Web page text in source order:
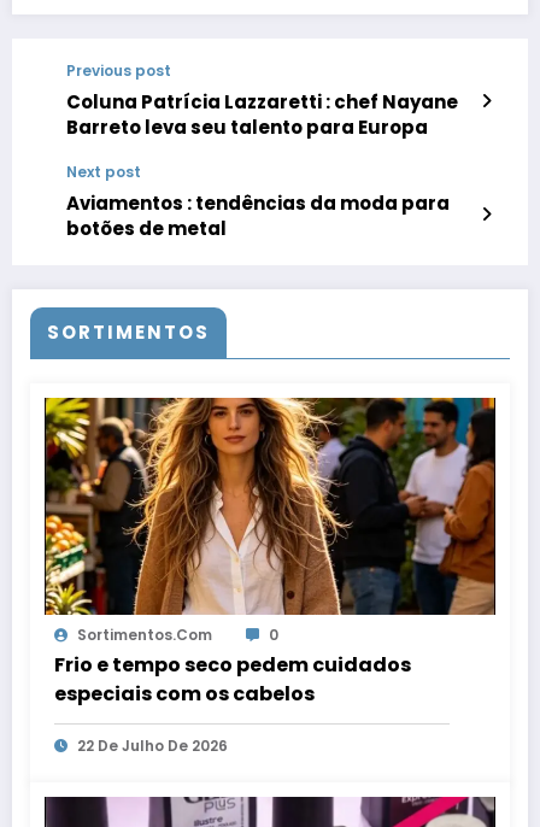
Previous post
Coluna Patrícia Lazzaretti : chef Nayane
Barreto leva seu talento para Europa
Next post
Aviamentos : tendências da moda para
botões de metal
SORTIMENTOS
Sortimentos.com 0
Frio e tempo seco pedem cuidados
especiais com os cabelos
22 De Julho De 2026